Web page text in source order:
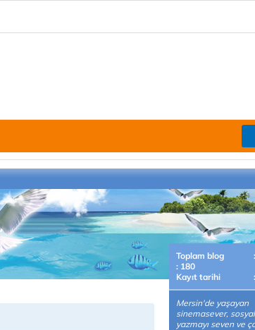
Toplam blog
: 180
Kayıt tarihi
Mersin'de yaşayan
sinemasever,
yazmayı seven ve